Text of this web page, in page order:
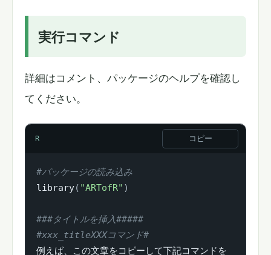
実行コマンド
詳細はコメント、パッケージのヘルプを確認し
てください。
R コピー
#パッケージの読み込み
library( "ARTofR" )
###タイトルを挿入#####
#xxx_titleXXXコマンド#
例えば、この文章をコピーして下記コマンドを